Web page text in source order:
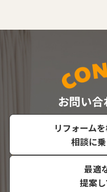
お問い
リフォーム
相談に
最適
提案